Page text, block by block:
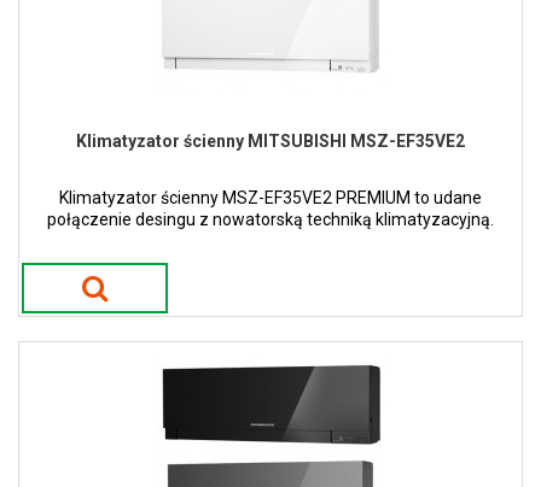
Klimatyzator ścienny MITSUBISHI MSZ-EF35VE2
Klimatyzator ścienny MSZ-EF35VE2 PREMIUM to udane
połączenie desingu z nowatorską techniką klimatyzacyjną.